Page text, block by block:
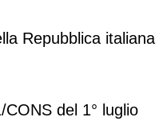
Repubblica italiana
del 1° luglio